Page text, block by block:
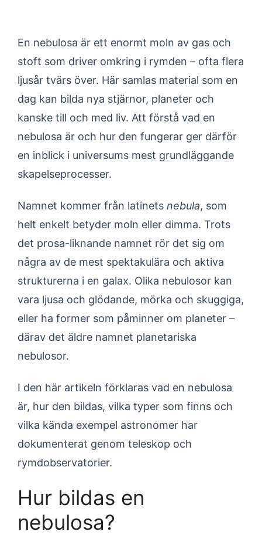
En nebulosa är ett enormt moln av gas och
stoft som driver omkring i rymden – ofta flera
ljusår tvärs över. Här samlas material som en
dag kan bilda nya stjärnor, planeter och
kanske till och med liv. Att förstå vad en
nebulosa är och hur den fungerar ger därför
en inblick i universums mest grundläggande
skapelseprocesser.
Namnet kommer från latinets nebula, som
helt enkelt betyder moln eller dimma. Trots
det prosa-liknande namnet rör det sig om
några av de mest spektakulära och aktiva
strukturerna i en galax. Olika nebulosor kan
vara ljusa och glödande, mörka och skuggiga,
eller ha former som påminner om planeter –
därav det äldre namnet planetariska
nebulosor.
I den här artikeln förklaras vad en nebulosa
är, hur den bildas, vilka typer som finns och
vilka kända exempel astronomer har
dokumenterat genom teleskop och
rymdobservatorier.
Hur bildas en
nebulosa?